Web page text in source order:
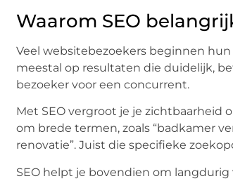
Waarom SEO
Veel websitebezoekers beginnen
meestal op resultaten die duidelijk,
bezoeker voor een concurrent.
Met SEO vergroot je je zichtbaarheid
om brede termen, zoals “badkamer
renovatie”. Juist die specifieke
SEO helpt je bovendien om